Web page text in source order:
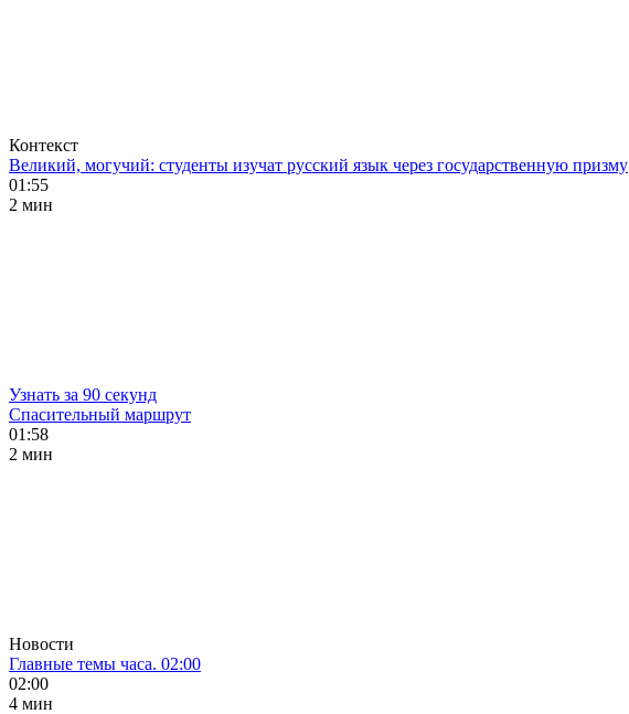
Контекст
Великий, могучий: студенты изучат русский язык через государственную призму
01:55
2 мин
Узнать за 90 секунд
Спасительный маршрут
01:58
2 мин
Новости
Главные темы часа. 02:00
02:00
4 мин